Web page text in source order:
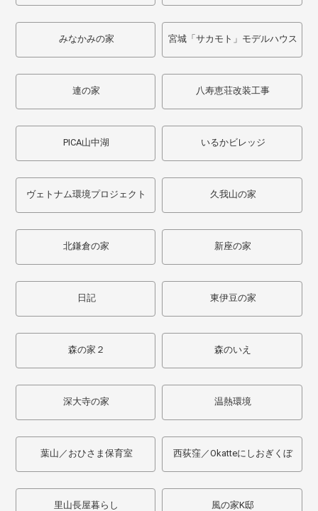
みなかみの家 宮城「サカモト」モデルハウス
連の家 八寿恵荘改装工事
PICA山中湖 いるかビレッジ
ヴェトナム環境プロジェクト 久我山の家
北鎌倉の家 新座の家
日記 東伊豆の家
森の家２ 森のいえ
深大寺の家 温熱環境
葉山／おひさま保育室 西荻窪／Okatteにしおぎくぼ
里山長屋暮らし 風の家K邸